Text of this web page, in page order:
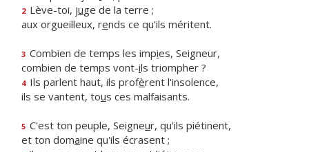
2 Lève-toi, juge de la terre ;
aux orgueilleux, rends ce qu'ils méritent.
3 Combien de temps les impies, Seigneur,
combien de temps vont-ils triompher ?
4 Ils parlent haut, ils profèrent l'insolence,
ils se vantent, tous ces malfaisants.
5 C'est ton peuple, Seigneur, qu'ils piétinent,
et ton domaine qu'ils écrasent ;